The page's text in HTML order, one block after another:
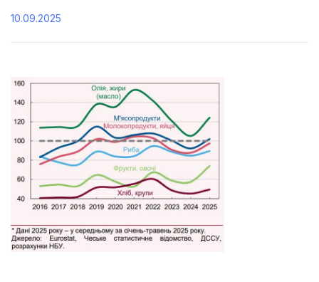
10.09.2025